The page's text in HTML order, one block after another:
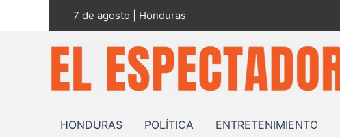
7 de agosto | Honduras
HONDURAS POLÍTICA ENTRETENIMIENTO